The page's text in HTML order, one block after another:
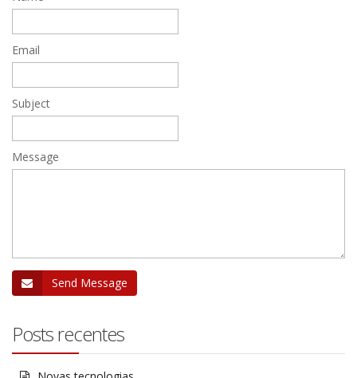
Email
Subject
Message
Send Message
Posts recentes